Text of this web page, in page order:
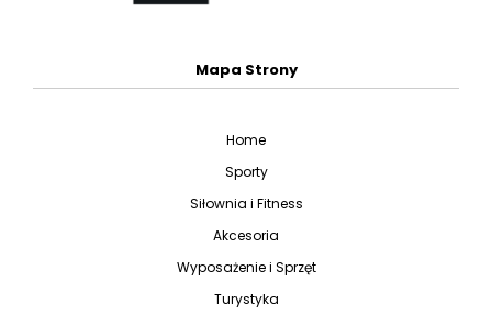
Mapa Strony
Home
Sporty
Siłownia i Fitness
Akcesoria
Wyposażenie i Sprzęt
Turystyka